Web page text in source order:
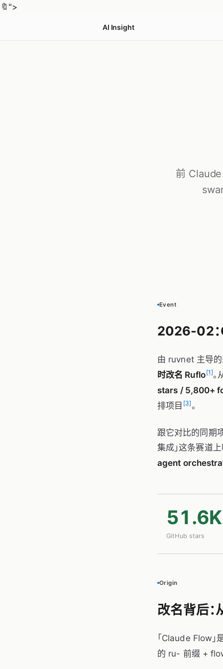
🔖 ">
AI Insight
前
Event
2026-02：
由 ruvnet 主导
时改名 Ruflo[1]
stars / 5,800+
排项目 [3]。
跟它对比的同期
集成」这条赛道
agent
51.6K
GitHub stars
Origin
改名背后：
「Claude Flow
的 ru- 前缀 +